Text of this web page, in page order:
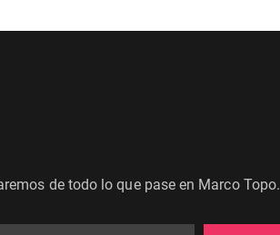
de todo lo que pase en Marco Topo.